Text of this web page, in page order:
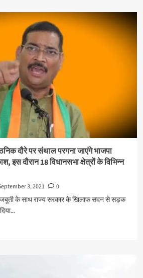
दौरे पर संथाल परगना जाएंगे भाजपा
इस दौरान 18 विधानसभा क्षेत्रों के विभिन्न
3, 2021
0
के साथ राज्य सरकार के खिलाफ सदन से सड़क